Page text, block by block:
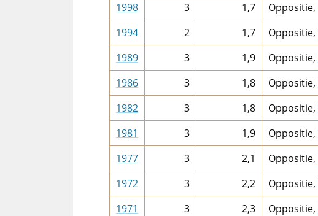
1998
3 1,7 Oppositie,
1994
2 1,7 Oppositie,
1989
3 1,9 Oppositie,
1986
3 1,8 Oppositie,
1982
3 1,8 Oppositie,
1981
3 1,9 Oppositie,
1977
3 2,1 Oppositie,
1972
3 2,2 Oppositie,
1971
3 2,3 Oppositie,